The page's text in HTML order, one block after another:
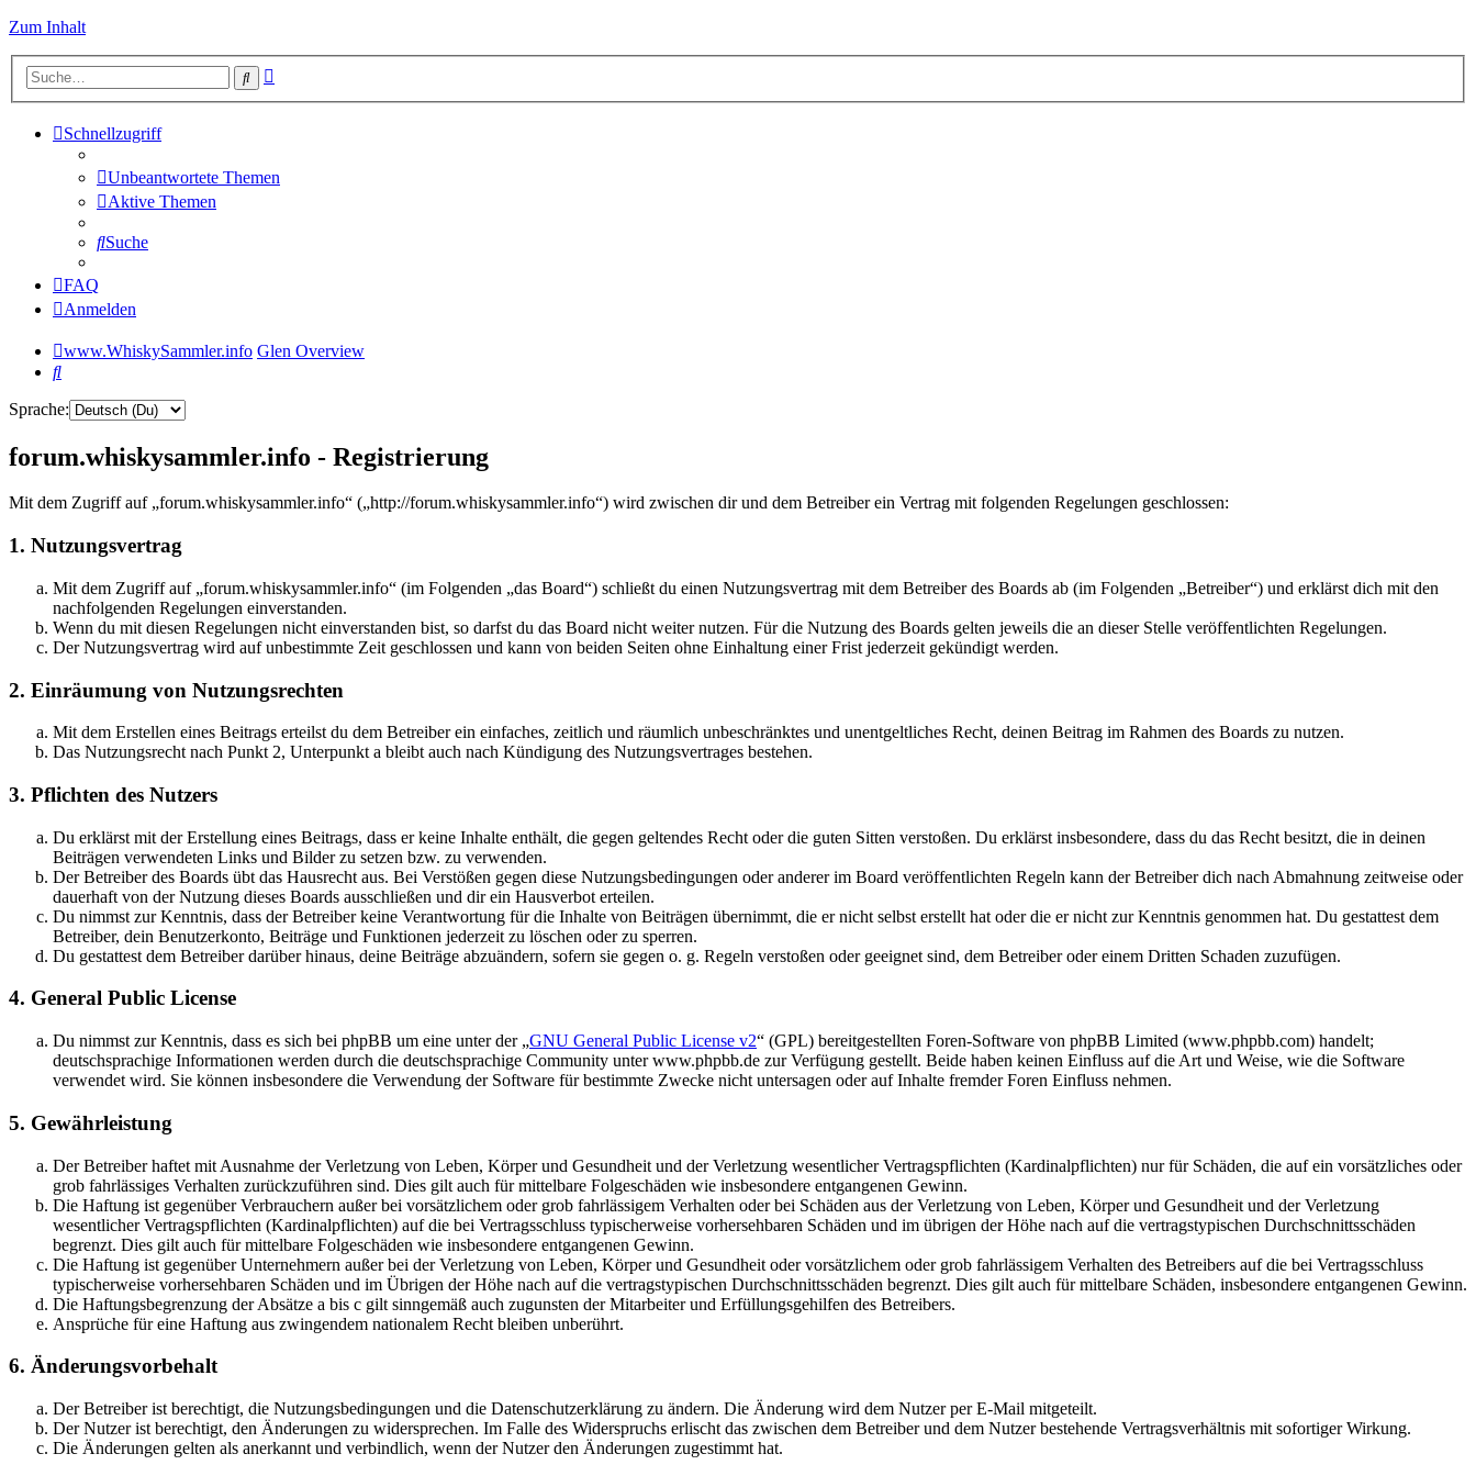
Zum Inhalt
Suche
Schnellzugriff
Unbeantwortete Themen
Aktive Themen
Suche
FAQ
Anmelden
www.WhiskySammler.info Glen Overview
Suche
Sprache:
forum.whiskysammler.info - Registrierung
Mit dem Zugriff auf „forum.whiskysammler.info“ („http://forum.whiskysammler.info“) wird zwischen dir und dem Betreiber ein Vertrag mit folgenden Regelungen geschlossen:
1. Nutzungsvertrag
Mit dem Zugriff auf „forum.whiskysammler.info“ (im Folgenden „das Board“) schließt du einen Nutzungsvertrag mit dem Betreiber des Boards ab (im Folgenden „Betreiber“) und erklärst dich mit den
nachfolgenden Regelungen einverstanden.
Wenn du mit diesen Regelungen nicht einverstanden bist, so darfst du das Board nicht weiter nutzen. Für die Nutzung des Boards gelten jeweils die an dieser Stelle veröffentlichten Regelungen.
Der Nutzungsvertrag wird auf unbestimmte Zeit geschlossen und kann von beiden Seiten ohne Einhaltung einer Frist jederzeit gekündigt werden.
2. Einräumung von Nutzungsrechten
Mit dem Erstellen eines Beitrags erteilst du dem Betreiber ein einfaches, zeitlich und räumlich unbeschränktes und unentgeltliches Recht, deinen Beitrag im Rahmen des Boards zu nutzen.
Das Nutzungsrecht nach Punkt 2, Unterpunkt a bleibt auch nach Kündigung des Nutzungsvertrages bestehen.
3. Pflichten des Nutzers
Du erklärst mit der Erstellung eines Beitrags, dass er keine Inhalte enthält, die gegen geltendes Recht oder die guten Sitten verstoßen. Du erklärst insbesondere, dass du das Recht besitzt, die in deinen
Beiträgen verwendeten Links und Bilder zu setzen bzw. zu verwenden.
Der Betreiber des Boards übt das Hausrecht aus. Bei Verstößen gegen diese Nutzungsbedingungen oder anderer im Board veröffentlichten Regeln kann der Betreiber dich nach Abmahnung zeitweise oder
dauerhaft von der Nutzung dieses Boards ausschließen und dir ein Hausverbot erteilen.
Du nimmst zur Kenntnis, dass der Betreiber keine Verantwortung für die Inhalte von Beiträgen übernimmt, die er nicht selbst erstellt hat oder die er nicht zur Kenntnis genommen hat. Du gestattest dem
Betreiber, dein Benutzerkonto, Beiträge und Funktionen jederzeit zu löschen oder zu sperren.
Du gestattest dem Betreiber darüber hinaus, deine Beiträge abzuändern, sofern sie gegen o. g. Regeln verstoßen oder geeignet sind, dem Betreiber oder einem Dritten Schaden zuzufügen.
4. General Public License
Du nimmst zur Kenntnis, dass es sich bei phpBB um eine unter der „GNU General Public License v2“ (GPL) bereitgestellten Foren-Software von phpBB Limited (www.phpbb.com) handelt;
deutschsprachige Informationen werden durch die deutschsprachige Community unter www.phpbb.de zur Verfügung gestellt. Beide haben keinen Einfluss auf die Art und Weise, wie die Software
verwendet wird. Sie können insbesondere die Verwendung der Software für bestimmte Zwecke nicht untersagen oder auf Inhalte fremder Foren Einfluss nehmen.
5. Gewährleistung
Der Betreiber haftet mit Ausnahme der Verletzung von Leben, Körper und Gesundheit und der Verletzung wesentlicher Vertragspflichten (Kardinalpflichten) nur für Schäden, die auf ein vorsätzliches oder
grob fahrlässiges Verhalten zurückzuführen sind. Dies gilt auch für mittelbare Folgeschäden wie insbesondere entgangenen Gewinn.
Die Haftung ist gegenüber Verbrauchern außer bei vorsätzlichem oder grob fahrlässigem Verhalten oder bei Schäden aus der Verletzung von Leben, Körper und Gesundheit und der Verletzung
wesentlicher Vertragspflichten (Kardinalpflichten) auf die bei Vertragsschluss typischerweise vorhersehbaren Schäden und im übrigen der Höhe nach auf die vertragstypischen Durchschnittsschäden
begrenzt. Dies gilt auch für mittelbare Folgeschäden wie insbesondere entgangenen Gewinn.
Die Haftung ist gegenüber Unternehmern außer bei der Verletzung von Leben, Körper und Gesundheit oder vorsätzlichem oder grob fahrlässigem Verhalten des Betreibers auf die bei Vertragsschluss
typischerweise vorhersehbaren Schäden und im Übrigen der Höhe nach auf die vertragstypischen Durchschnittsschäden begrenzt. Dies gilt auch für mittelbare Schäden, insbesondere entgangenen Gewinn.
Die Haftungsbegrenzung der Absätze a bis c gilt sinngemäß auch zugunsten der Mitarbeiter und Erfüllungsgehilfen des Betreibers.
Ansprüche für eine Haftung aus zwingendem nationalem Recht bleiben unberührt.
6. Änderungsvorbehalt
Der Betreiber ist berechtigt, die Nutzungsbedingungen und die Datenschutzerklärung zu ändern. Die Änderung wird dem Nutzer per E-Mail mitgeteilt.
Der Nutzer ist berechtigt, den Änderungen zu widersprechen. Im Falle des Widerspruchs erlischt das zwischen dem Betreiber und dem Nutzer bestehende Vertragsverhältnis mit sofortiger Wirkung.
Die Änderungen gelten als anerkannt und verbindlich, wenn der Nutzer den Änderungen zugestimmt hat.